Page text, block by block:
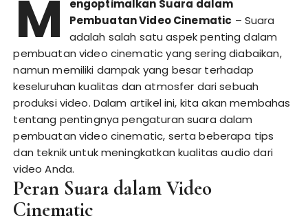
M
engoptimalkan Suara dalam
Pembuatan Video Cinematic – Suara
adalah salah satu aspek penting dalam
pembuatan video cinematic yang sering diabaikan,
namun memiliki dampak yang besar terhadap
keseluruhan kualitas dan atmosfer dari sebuah
produksi video. Dalam artikel ini, kita akan membahas
tentang pentingnya pengaturan suara dalam
pembuatan video cinematic, serta beberapa tips
dan teknik untuk meningkatkan kualitas audio dari
video Anda.
Peran Suara dalam Video
Cinematic